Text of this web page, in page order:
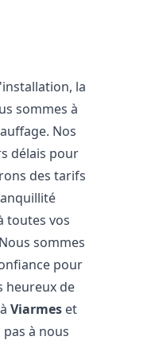
la
sommes à
Nos
délais pour
des tarifs
toutes vos
sommes
pour
heureux de
àViarmes et
à nous